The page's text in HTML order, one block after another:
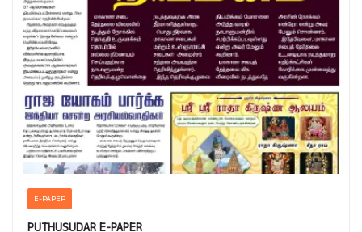
E-PAPER
PUTHUSUDAR E-PAPER